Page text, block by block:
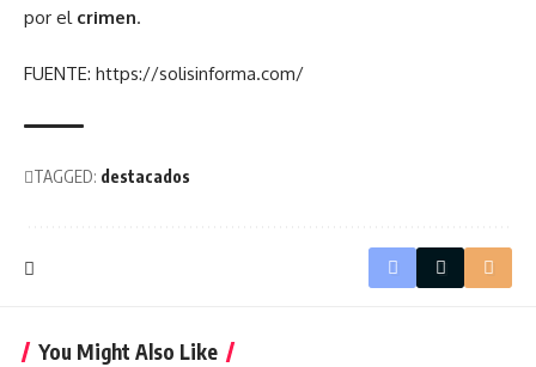
por el crimen.
FUENTE: https://solisinforma.com/
TAGGED: destacados
You Might Also Like